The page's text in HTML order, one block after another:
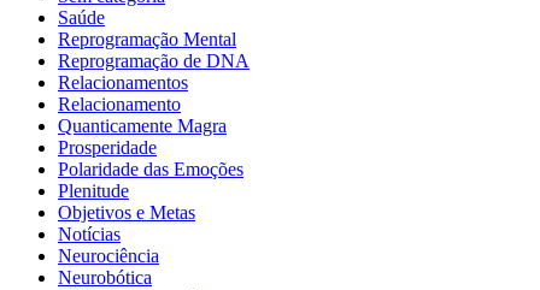
Saúde
Reprogramação Mental
Reprogramação de DNA
Relacionamentos
Relacionamento
Quanticamente Magra
Prosperidade
Polaridade das Emoções
Plenitude
Objetivos e Metas
Notícias
Neurociência
Neurobótica